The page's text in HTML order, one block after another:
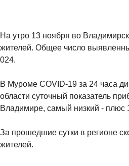
На утро 13 ноября во
жителей. Общее число
024.
В Муроме COVID-19 за 24 часа
области суточный показатель
Владимире, самый низкий - плюс
За прошедшие сутки в регионе
жителей.